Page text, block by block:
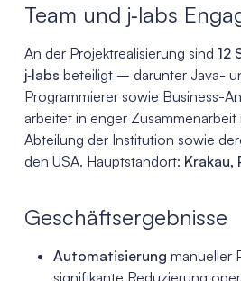
Team und j‑labs
An der Projektrealisierung sind 12
j‑labs beteiligt – darunter Java-
Programmierer sowie Business-
arbeitet in enger
Abteilung der Institution sowie
den USA. Hauptstandort: Krakau,
Geschäftsergebnisse
Automatisierung manueller
signifikante Reduzierung